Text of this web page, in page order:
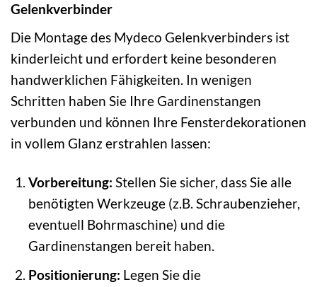
Gelenkverbinder
Die Montage des Mydeco Gelenkverbinders ist
kinderleicht und erfordert keine besonderen
handwerklichen Fähigkeiten. In wenigen
Schritten haben Sie Ihre Gardinenstangen
verbunden und können Ihre Fensterdekorationen
in vollem Glanz erstrahlen lassen:
Vorbereitung: Stellen Sie sicher, dass Sie alle
benötigten Werkzeuge (z.B. Schraubenzieher,
eventuell Bohrmaschine) und die
Gardinenstangen bereit haben.
Positionierung: Legen Sie die